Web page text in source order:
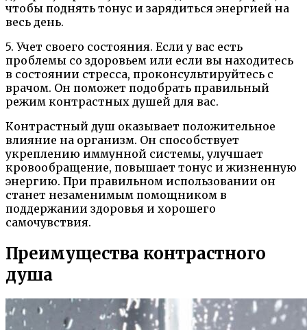
чтобы поднять тонус и зарядиться энергией на
весь день.
5. Учет своего состояния. Если у вас есть
проблемы со здоровьем или если вы находитесь
в состоянии стресса, проконсультируйтесь с
врачом. Он поможет подобрать правильный
режим контрастных душей для вас.
Контрастный душ оказывает положительное
влияние на организм. Он способствует
укреплению иммунной системы, улучшает
кровообращение, повышает тонус и жизненную
энергию. При правильном использовании он
станет незаменимым помощником в
поддержании здоровья и хорошего
самочувствия.
Преимущества контрастного
душа